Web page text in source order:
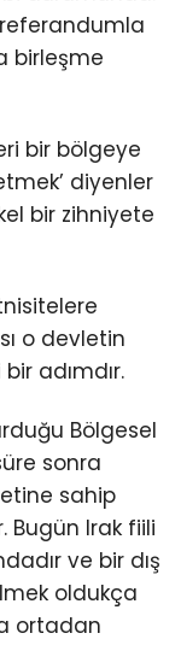
referandumla
birleşme
bir bölgeye
diyenler
bir zihniyete
o devletin
adımdır.
Bölgesel
sonra
sahip
Irak fiili
ve bir dış
oldukça
ortadan